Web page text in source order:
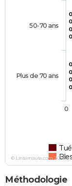
0
0
0
0
0
0
0
0
50-70 ans
Plus de 70 ans
0
© Linternaute.com 2026
Méthodologie